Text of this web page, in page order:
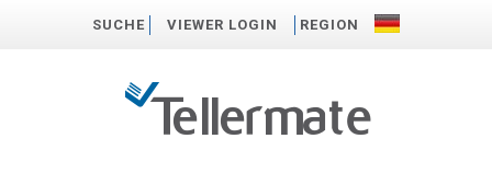
SUCHE VIEWER LOGIN REGION